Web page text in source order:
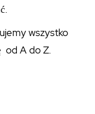
wszystko
od A do Z.